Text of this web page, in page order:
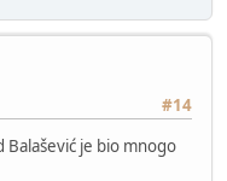
#14
Balašević je bio mnogo